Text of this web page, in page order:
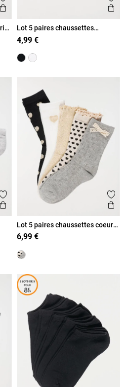
Ajouter aux favoris
Aperçu rapide
Lot 5 paires chaussettes
blanches enfant
4,99 €
Ajouter aux favoris
Aperçu rapide
Lot 5 paires chaussettes coeurs
filles
6,99 €